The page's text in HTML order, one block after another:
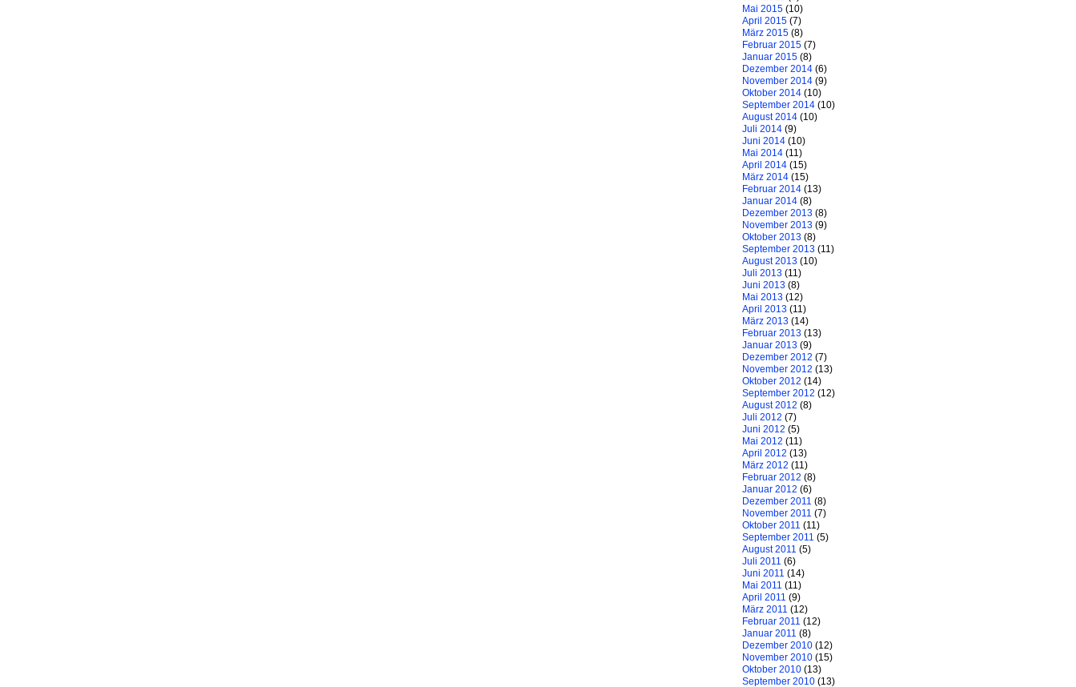
Mai 2015 (10)
April 2015 (7)
März 2015 (8)
Februar 2015 (7)
Januar 2015 (8)
Dezember 2014 (6)
November 2014 (9)
Oktober 2014 (10)
September 2014 (10)
August 2014 (10)
Juli 2014 (9)
Juni 2014 (10)
Mai 2014 (11)
April 2014 (15)
März 2014 (15)
Februar 2014 (13)
Januar 2014 (8)
Dezember 2013 (8)
November 2013 (9)
Oktober 2013 (8)
September 2013 (11)
August 2013 (10)
Juli 2013 (11)
Juni 2013 (8)
Mai 2013 (12)
April 2013 (11)
März 2013 (14)
Februar 2013 (13)
Januar 2013 (9)
Dezember 2012 (7)
November 2012 (13)
Oktober 2012 (14)
September 2012 (12)
August 2012 (8)
Juli 2012 (7)
Juni 2012 (5)
Mai 2012 (11)
April 2012 (13)
März 2012 (11)
Februar 2012 (8)
Januar 2012 (6)
Dezember 2011 (8)
November 2011 (7)
Oktober 2011 (11)
September 2011 (5)
August 2011 (5)
Juli 2011 (6)
Juni 2011 (14)
Mai 2011 (11)
April 2011 (9)
März 2011 (12)
Februar 2011 (12)
Januar 2011 (8)
Dezember 2010 (12)
November 2010 (15)
Oktober 2010 (13)
September 2010 (13)